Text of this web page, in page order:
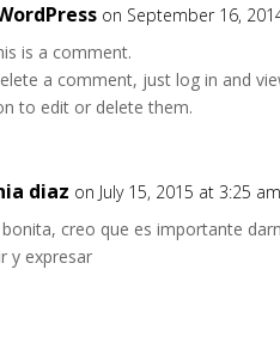
on September 16,
is a comment.
a comment, just log in and
to edit or delete them.
diaz on July 15, 2015 at 3:25 am
creo que es importante
y expresar